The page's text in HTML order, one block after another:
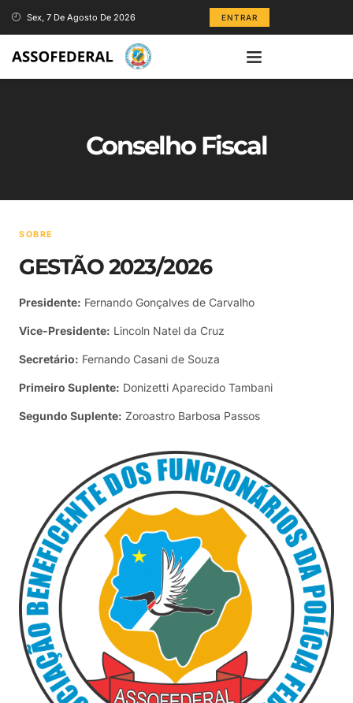
Sex, 7 De Agosto De 2026 ENTRAR
Conselho Fiscal
SOBRE
GESTÃO 2023/2026
Presidente: Fernando Gonçalves de Carvalho
Vice-Presidente: Lincoln Natel da Cruz
Secretário: Fernando Casani de Souza
Primeiro Suplente: Donizetti Aparecido Tambani
Segundo Suplente: Zoroastro Barbosa Passos